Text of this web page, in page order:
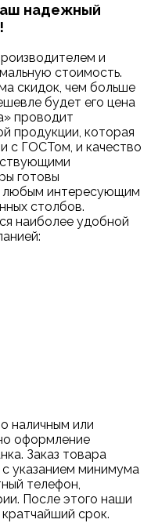
надежный
и
стоимость.
скидок, чем больше
будет его цена
проводит
продукции, которая
с ГОСТом, и качество
готовы
любым интересующим
столбов.
наиболее удобной
наличным или
оформление
Заказ товара
указанием минимума
телефон,
После этого наши
срок.